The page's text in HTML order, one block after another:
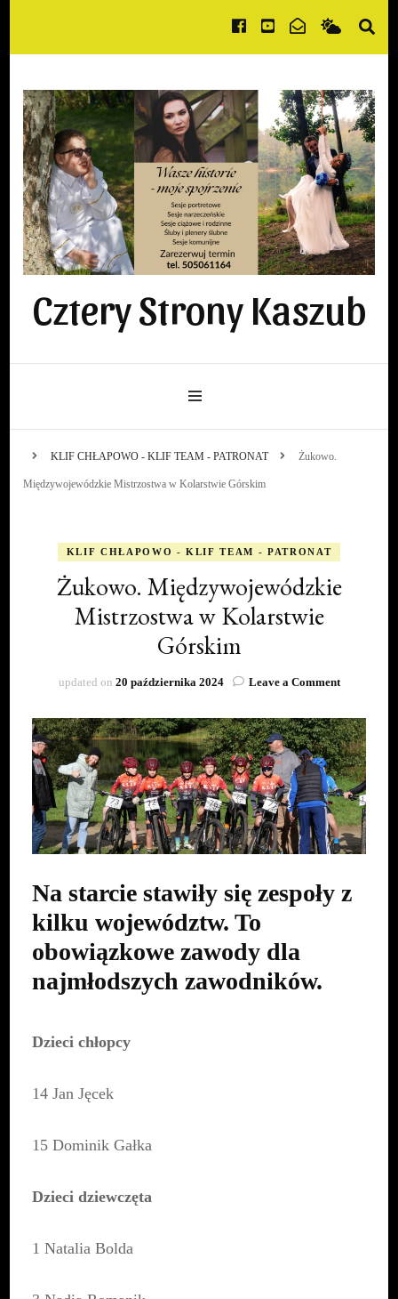
Cztery Strony Kaszub
KLIF CHŁAPOWO - KLIF TEAM - PATRONAT Żukowo.
Międzywojewódzkie Mistrzostwa w Kolarstwie Górskim
KLIF CHŁAPOWO - KLIF TEAM - PATRONAT
Żukowo. Międzywojewódzkie
Mistrzostwa w Kolarstwie
Górskim
updated on 20 października 2024 Leave a Commenton
w
Kolarstwie
Górskim
Na starcie stawiły się zespoły z
kilku województw. To
obowiązkowe zawody dla
najmłodszych zawodników.
Dzieci chłopcy
14 Jan Jęcek
15 Dominik Gałka
Dzieci dziewczęta
1 Natalia Bolda